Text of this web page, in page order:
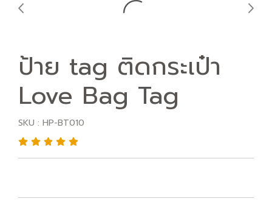
ป้าย tag ติดกระเป๋า
Love Bag Tag
SKU : HP-BT010